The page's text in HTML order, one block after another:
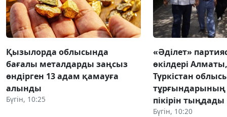
Қызылорда облысында
бағалы металдарды заңсыз
өндірген 13 адам қамауға
алынды
Бүгін, 10:25
«Әділет»
өкілдері
Түркістан
тұрғындарының
пікірін тыңдады
Бүгін, 10:20